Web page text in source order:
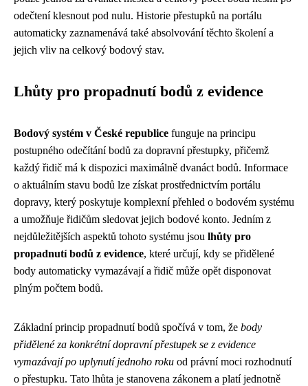
odečtení klesnout pod nulu. Historie přestupků na portálu
automaticky zaznamenává také absolvování těchto školení a
jejich vliv na celkový bodový stav.
Lhůty pro propadnutí bodů z evidence
Bodový systém v České republice funguje na principu
postupného odečítání bodů za dopravní přestupky, přičemž
každý řidič má k dispozici maximálně dvanáct bodů. Informace
o aktuálním stavu bodů lze získat prostřednictvím portálu
dopravy, který poskytuje komplexní přehled o bodovém systému
a umožňuje řidičům sledovat jejich bodové konto. Jedním z
nejdůležitějších aspektů tohoto systému jsou lhůty pro
propadnutí bodů z evidence, které určují, kdy se přidělené
body automaticky vymazávají a řidič může opět disponovat
plným počtem bodů.
Základní princip propadnutí bodů spočívá v tom, že body
přidělené za konkrétní dopravní přestupek se z evidence
vymazávají po uplynutí jednoho roku od právní moci rozhodnutí
o přestupku. Tato lhůta je stanovena zákonem a platí jednotně